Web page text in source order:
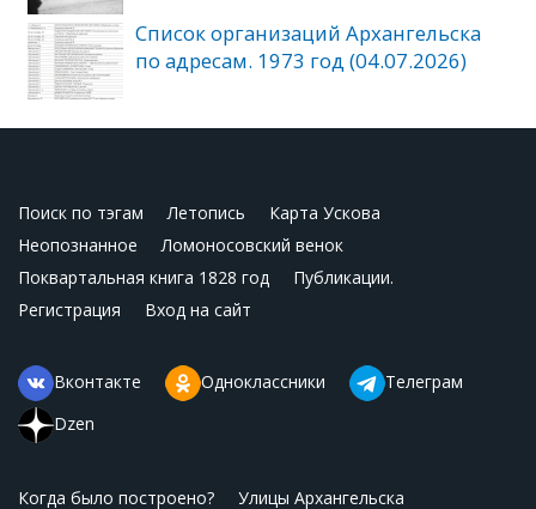
Список организаций Архангельска
по адресам. 1973 год (04.07.2026)
Поиск по тэгам Летопись
Карта Ускова
Неопознанное
Ломоносовский венок
Поквартальная книга 1828 год
Публикации.
Регистрация
Вход на сайт
Вконтакте Одноклассники
Телеграм
Dzen
Когда было построено? Улицы Архангельска